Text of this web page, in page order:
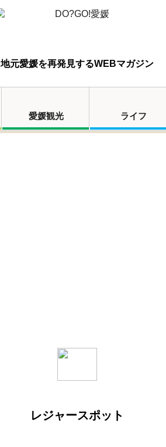
地元愛媛を再発見するWEBマガジン
愛媛観光 ライフ
レジャースポット